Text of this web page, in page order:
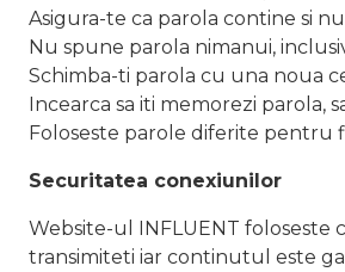
Asigura-te ca parola contine si
Nu spune parola nimanui,
Schimba-ti parola cu una noua
Incearca sa iti memorezi parola,
Foloseste parole diferite pentru
Securitatea conexiunilor
Website-ul INFLUENT foloseste
transimiteti iar continutul este